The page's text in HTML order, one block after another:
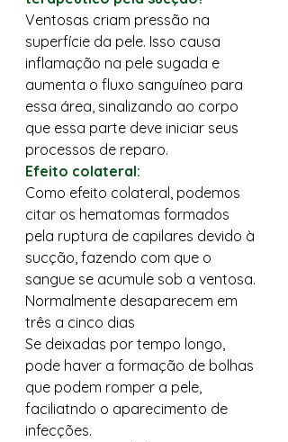
Ventosas criam pressão na
superfície da pele. Isso causa
inflamação na pele sugada e
aumenta o fluxo sanguíneo para
essa área, sinalizando ao corpo
que essa parte deve iniciar seus
processos de reparo.
Efeito colateral:
Como efeito colateral, podemos
citar os hematomas formados
pela ruptura de capilares devido à
sucção, fazendo com que o
sangue se acumule sob a ventosa.
Normalmente desaparecem em
três a cinco dias
Se deixadas por tempo longo,
pode haver a formação de bolhas
que podem romper a pele,
faciliatndo o aparecimento de
infecções.